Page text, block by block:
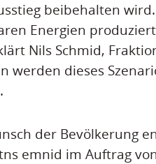
beibehalten
Energien
Nils Schmid,
werden dieses
der Bevölkerung
emnid im Auftrag